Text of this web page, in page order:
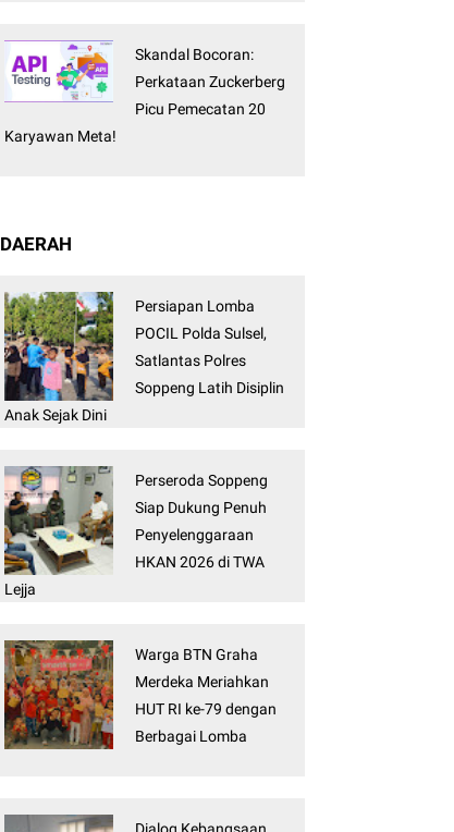
Skandal Bocoran:
Perkataan Zuckerberg
Picu Pemecatan 20
Karyawan Meta!
DAERAH
Persiapan Lomba
POCIL Polda Sulsel,
Satlantas Polres
Soppeng Latih Disiplin
Anak Sejak Dini
Perseroda Soppeng
Siap Dukung Penuh
Penyelenggaraan
HKAN 2026 di TWA
Lejja
Warga BTN Graha
Merdeka Meriahkan
HUT RI ke-79 dengan
Berbagai Lomba